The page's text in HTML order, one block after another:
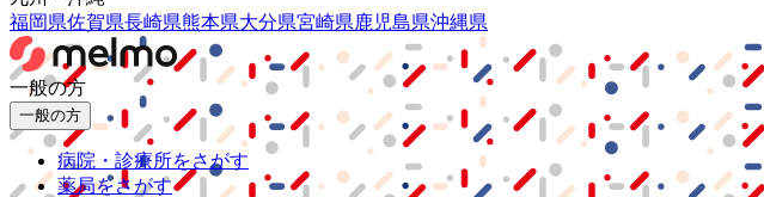
福岡県佐賀県長崎県熊本県大分県宮崎県鹿児島県沖縄県
一般の方
一般の方
病院・診療所をさがす
薬局をさがす